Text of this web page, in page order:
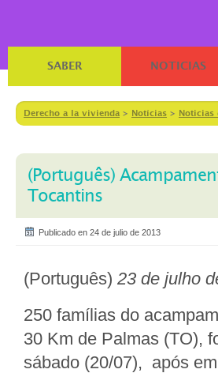
SABER NOTICIAS
Derecho a la vivienda > Notícias > Noticias
(Português)
Tocantins
Publicado en 24 de julio de 2013
(Português) 23 de julho
250 famílias do
30 Km de Palmas (TO),
sábado (20/07), após